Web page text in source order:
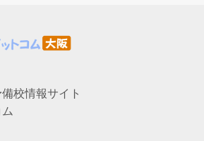
校情報サイト